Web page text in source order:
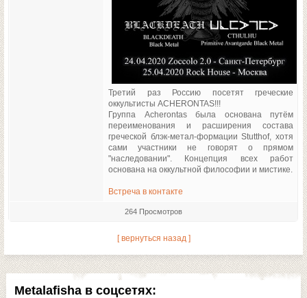
Metalafisha в соцсетях:
Третий раз Россию посетят греческие
оккультисты ACHERONTAS!!!
Группа Acherontas была основана путём
переименования и расширения состава
греческой блэк-метал-формации Stutthof, хотя
сами участники не говорят о прямом
"наследовании". Концепция всех работ
основана на оккультной философии и мистике.
Встреча в контакте
264 Просмотров
[ вернуться назад ]